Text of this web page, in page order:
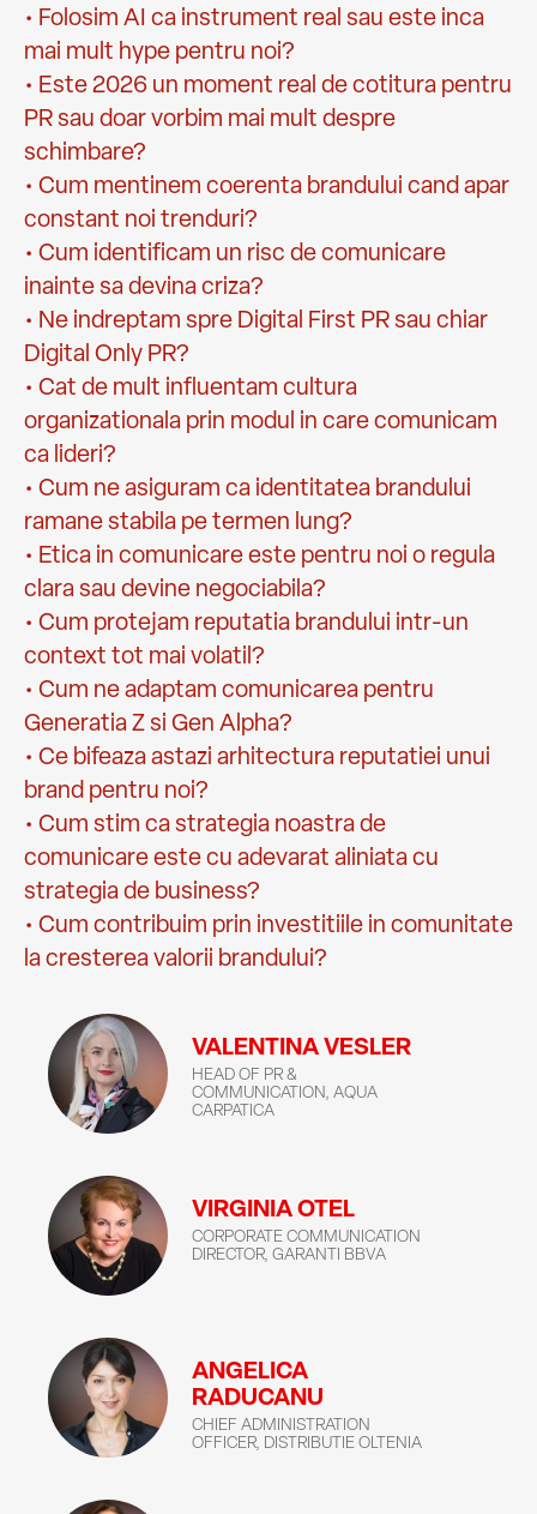
• Folosim AI ca instrument real sau este inca
mai mult hype pentru noi?
• Este 2026 un moment real de cotitura pentru
PR sau doar vorbim mai mult despre
schimbare?
• Cum mentinem coerenta brandului cand apar
constant noi trenduri?
• Cum identificam un risc de comunicare
inainte sa devina criza?
• Ne indreptam spre Digital First PR sau chiar
Digital Only PR?
• Cat de mult influentam cultura
organizationala prin modul in care comunicam
ca lideri?
• Cum ne asiguram ca identitatea brandului
ramane stabila pe termen lung?
• Etica in comunicare este pentru noi o regula
clara sau devine negociabila?
• Cum protejam reputatia brandului intr-un
context tot mai volatil?
• Cum ne adaptam comunicarea pentru
Generatia Z si Gen Alpha?
• Ce bifeaza astazi arhitectura reputatiei unui
brand pentru noi?
• Cum stim ca strategia noastra de
comunicare este cu adevarat aliniata cu
strategia de business?
• Cum contribuim prin investitiile in comunitate
la cresterea valorii brandului?
VALENTINA VESLER
HEAD OF PR &
COMMUNICATION, AQUA
CARPATICA
VIRGINIA OTEL
CORPORATE COMMUNICATION
DIRECTOR, GARANTI BBVA
ANGELICA
RADUCANU
CHIEF ADMINISTRATION
OFFICER, DISTRIBUTIE OLTENIA